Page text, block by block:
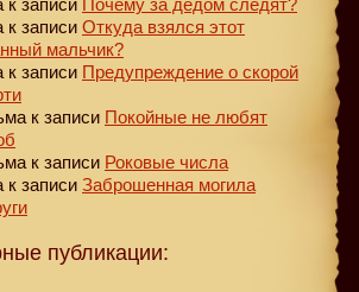
к записи Откуда взялся этот
мальчик?
к записи Предупреждение о скорой
к записи Покойные не любят
к записи Роковые числа
к записи Заброшенная могила
публикации: